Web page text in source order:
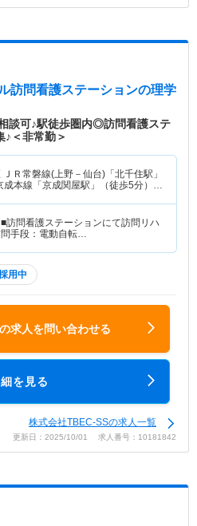
訪問看護ステーションの理学
談可♪駅徒歩圏内◎訪問看護ステ
♪＜非常勤＞
ＪＲ常磐線(上野－仙台)「北千住駅」
成本線「京成関屋駅」（徒歩5分）
■訪問看護ステーションにて訪問リハ
手段：電動自転…
用中
求人を問い合わせる
を見る
株式会社TBEC-SSの求人一覧
更新日：2025/10/01 求人番号：10181842